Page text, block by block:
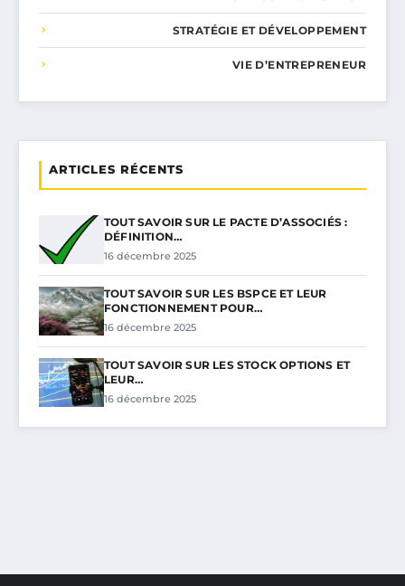
STRATÉGIE ET DÉVELOPPEMENT
VIE D’ENTREPRENEUR
ARTICLES RÉCENTS
TOUT SAVOIR SUR LE PACTE D’ASSOCIÉS :
DÉFINITION…
16 décembre 2025
TOUT SAVOIR SUR LES BSPCE ET LEUR
FONCTIONNEMENT POUR…
16 décembre 2025
TOUT SAVOIR SUR LES STOCK OPTIONS ET
LEUR…
16 décembre 2025